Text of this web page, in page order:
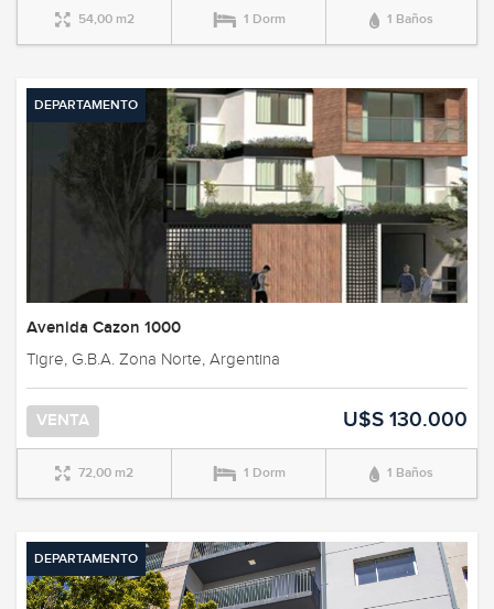
54,00 m2 1 Dorm 1 Baños
DEPARTAMENTO
Avenida Cazon 1000
Tigre, G.B.A. Zona Norte, Argentina
VENTA U$S 130.000
72,00 m2 1 Dorm 1 Baños
DEPARTAMENTO